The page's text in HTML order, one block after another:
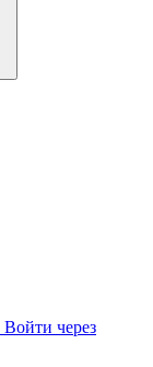
Войти через